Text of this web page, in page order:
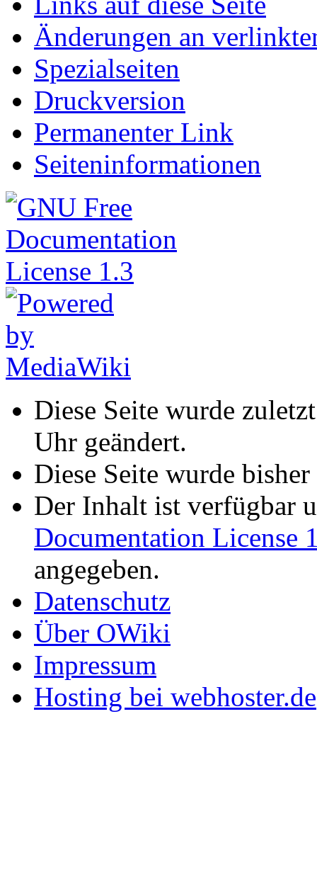
Änderungen an
Spezialseiten
Druckversion
Permanenter Link
Seiteninformationen
Diese Seite wurde
Uhr geändert.
Diese Seite wurde
Der Inhalt ist verfügbar
Documentation License
angegeben.
Datenschutz
Über OWiki
Impressum
Hosting bei webhoster.de